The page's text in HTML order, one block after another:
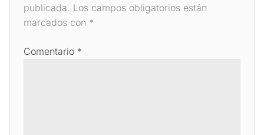
publicada. Los campos obligatorios están
marcados con *
Comentario *